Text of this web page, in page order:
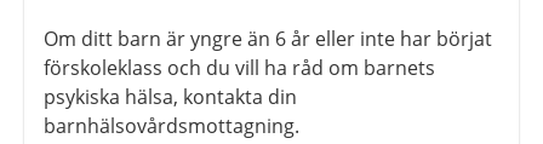
Om ditt barn är yngre än 6 år eller inte har börjat
förskoleklass och du vill ha råd om barnets
psykiska hälsa, kontakta din
barnhälsovårdsmottagning.